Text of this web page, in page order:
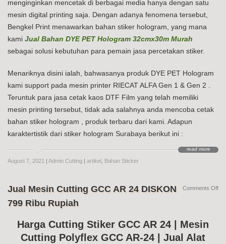
menginginkan mencetak di berbagai media hanya dengan satu
mesin digital printing saja. Dengan adanya fenomena tersebut,
Bengkel Print menawarkan bahan stiker hologram, yang mana
kami Jual Bahan DYE PET Hologram 32cmx30m Murah
sebagai solusi kebutuhan para pemain jasa percetakan stiker.
Menariknya disini ialah, bahwasanya produk DYE PET Hologram
kami support pada mesin printer RIECAT ALFA Gen 1 & Gen 2 .
Teruntuk para jasa cetak kaos DTF Film yang telah memiliki
mesin printing tersebut, tidak ada salahnya anda mencoba cetak
bahan stiker hologram , produk terbaru dari kami. Adapun
karaktertistik dari stiker hologram Surabaya berikut ini :
read more
August 7, 2021 | Admin Cutting | artikel Bahan Sticker
Jual Mesin Cutting GCC AR 24 DISKON
799 Ribu Rupiah
Harga Cutting Stiker GCC AR 24 | Mesin
Cutting Polyflex GCC AR-24 | Jual Alat
Comments Offon